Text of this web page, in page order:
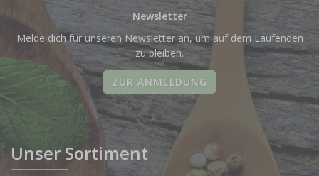
Newsletter
Melde dich für unseren Newsletter an, um auf dem Laufenden
zu bleiben.
ZUR ANMELDUNG
Unser Sortiment